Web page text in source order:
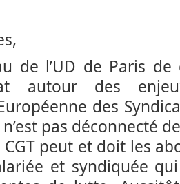
de l’UD de Paris de
autour des
des
n’est pas déconnecté
peut et doit les
et syndiquée